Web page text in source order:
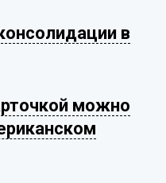
в
можно